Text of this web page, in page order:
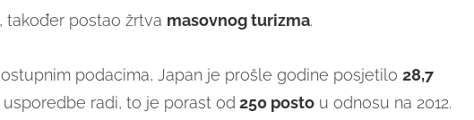
također postao žrtva masovnog turizma.
podacima, Japan je prošle godine posjetilo 28,7
usporedbe radi, to je porast od 250 postou odnosu na 2012.